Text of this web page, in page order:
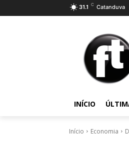
31.1 C Catanduva
INÍCIO
Início Economia